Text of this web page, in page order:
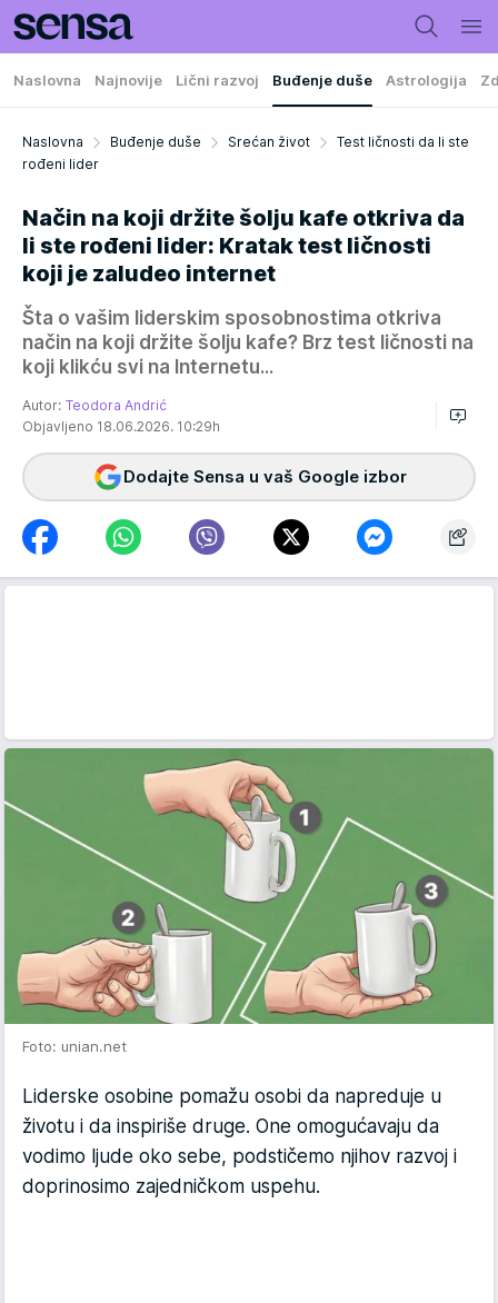
Naslovna Najnovije Lični razvoj Buđenje duše Astrologija
Naslovna Buđenje duše Srećan život
Test ličnosti da li ste
rođeni lider
Način na koji držite šolju kafe otkriva da
li ste rođeni lider: Kratak test ličnosti
koji je zaludeo internet
Šta o vašim liderskim sposobnostima otkriva
način na koji držite šolju kafe? Brz test ličnosti na
koji klikću svi na Internetu...
Autor: Teodora Andrić
Objavljeno 18.06.2026. 10:29h
Dodajte Sensa u vaš Google izbor
Foto: unian.net
Liderske osobine pomažu osobi da napreduje u
životu i da inspiriše druge. One omogućavaju da
vodimo ljude oko sebe, podstičemo njihov razvoj i
doprinosimo zajedničkom uspehu.